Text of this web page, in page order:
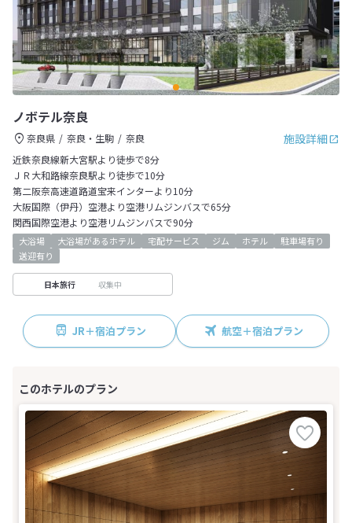
ノボテル奈良
施設詳細
奈良県 奈良・生駒
奈良
近鉄奈良線新大宮駅より徒歩で8分
ＪＲ大和路線奈良駅より徒歩で10分
第二阪奈高速道路道宝来インターより10分
大阪国際（伊丹）空港より空港リムジンバスで65分
関西国際空港より空港リムジンバスで90分
大浴場 大浴場があるホテル 宅配サービス ジム ホテル
駐車場有り
送迎有り
日本旅行 収集中
JR＋宿泊プラン 航空＋宿泊プラン